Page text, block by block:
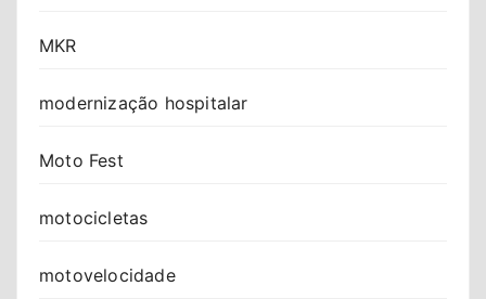
MKR
modernização hospitalar
Moto Fest
motocicletas
motovelocidade